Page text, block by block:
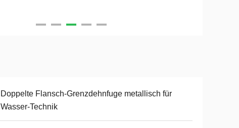
Doppelte Flansch-Grenzdehnfuge metallisch für
Wasser-Technik